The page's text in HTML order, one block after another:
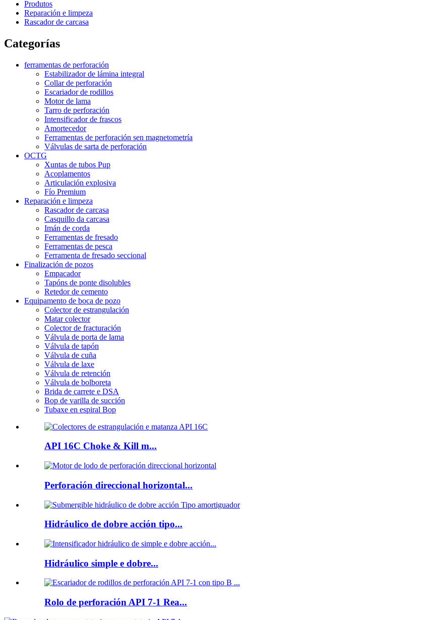
Produtos
Reparación e limpeza
Rascador de carcasa
Categorías
ferramentas de perforación
Estabilizador de lámina integral
Collar de perforación
Escariador de rodillos
Motor de lama
Tarro de perforación
Intensificador de frascos
Amortecedor
Ferramentas de perforación sen magnetometría
Válvulas de sarta de perforación
OCTG
Xuntas de tubos Pup
Acoplamentos
Articulación explosiva
Fío Premium
Reparación e limpeza
Rascador de carcasa
Casquillo da carcasa
Imán de corda
Ferramentas de fresado
Ferramentas de pesca
Ferramenta de fresado seccional
Finalización de pozos
Empacador
Tapóns de ponte disolubles
Retedor de cemento
Equipamento de boca de pozo
Colector de estrangulación
Matar colector
Colector de fracturación
Válvula de porta de lama
Válvula de tapón
Válvula de cuña
Válvula de laxe
Válvula de retención
Válvula de bolboreta
Brida de carrete e DSA
Bop de varilla de succión
Tubaxe en espiral Bop
API 16C Choke & Kill m...
Perforación direccional horizontal...
Hidráulico de dobre acción tipo...
Hidráulico simple e dobre...
Rolo de perforación API 7-1 Rea...